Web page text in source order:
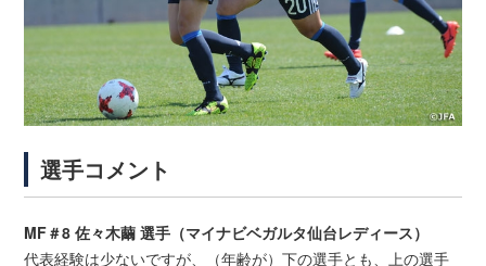
選手コメント
MF＃8 佐々木繭 選手（マイナビベガルタ仙台レディース）
代表経験は少ないですが、（年齢が）下の選手とも、上の選手